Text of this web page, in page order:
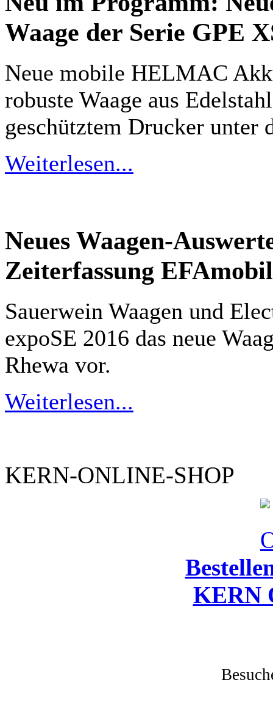
Waage der Serie GPE
Neue mobile HELMAC
robuste Waage aus
geschütztem Drucker unter
Weiterlesen...
Neues Waagen-
Zeiterfassung EFAmobil
Sauerwein Waagen und
expoSE 2016 das neue
Rhewa vor.
Weiterlesen...
KERN-ONLINE-SHOP
KERN